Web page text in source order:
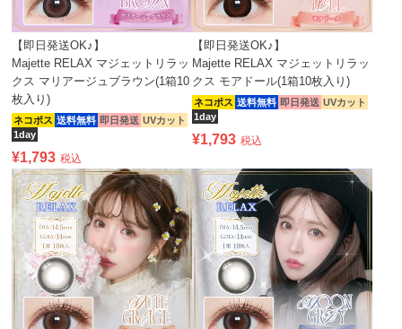
【即日発送OK♪】
Majette RELAX マジェットリラッ
クス マリアージュブラウン(1箱10
枚入り)
ネコポス 送料無料 即日発送 UVカット
1day
¥1,793 税込
【即日発送OK♪】
Majette RELAX マジェットリラッ
クス モアドール(1箱10枚入り)
ネコポス 送料無料 即日発送 UVカット
1day
¥1,793 税込